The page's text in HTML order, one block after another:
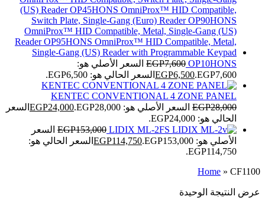
OP10HONS
EGP7,600
السعر الأصلي هو:
EGP7,600.
EGP6,500 السعر الحالي هو: EGP6,500.
KENTEC CONVENTIONAL 4 ZONE PANEL
EGP28,000 السعر الأصلي هو: EGP28,000. EGP24,000
السعر
الحالي هو: EGP24,000.
LIDIX ML-2FS
EGP153,000
السعر
الأصلي هو: EGP153,000.
EGP114,750
السعر الحالي هو:
EGP114,750.
Home » CF1100
عرض النتيجة الوحيدة